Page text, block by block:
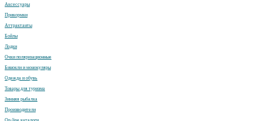
Аксессуары
Прикормки
Аттрактанты
Бойлы
Лодки
Очки поляризационные
Бинокли и монокуляры
Одежда и обувь
Товары для туризма
Зимняя рыбалка
Производители